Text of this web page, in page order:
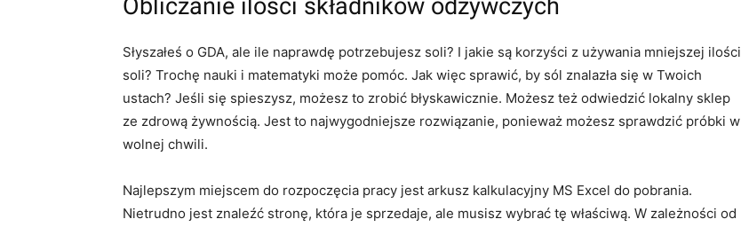
Obliczanie ilości składników odżywczych
Słyszałeś o GDA, ale ile naprawdę potrzebujesz soli? I jakie są korzyści z używania mniejszej ilości
soli? Trochę nauki i matematyki może pomóc. Jak więc sprawić, by sól znalazła się w Twoich
ustach? Jeśli się spieszysz, możesz to zrobić błyskawicznie. Możesz też odwiedzić lokalny sklep
ze zdrową żywnością. Jest to najwygodniejsze rozwiązanie, ponieważ możesz sprawdzić próbki w
wolnej chwili.
Najlepszym miejscem do rozpoczęcia pracy jest arkusz kalkulacyjny MS Excel do pobrania.
Nietrudno jest znaleźć stronę, która je sprzedaje, ale musisz wybrać tę właściwą. W zależności od